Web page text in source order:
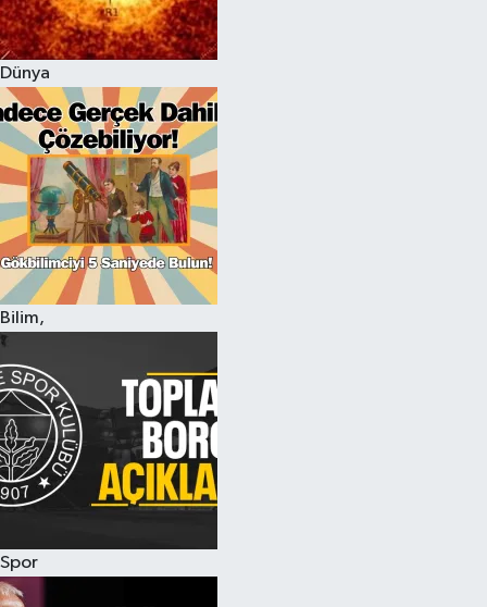
Dünya
Bilim,
Spor